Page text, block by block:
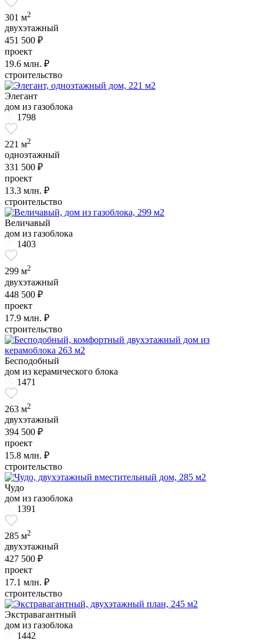
301 м2
двухэтажный
451 500 ₽
проект
19.6 млн. ₽
строительство
Элегант
дом из газоблока
1798
221 м2
одноэтажный
331 500 ₽
проект
13.3 млн. ₽
строительство
Величавый
дом из газоблока
1403
299 м2
двухэтажный
448 500 ₽
проект
17.9 млн. ₽
строительство
Бесподобный
дом из керамического блока
1471
263 м2
двухэтажный
394 500 ₽
проект
15.8 млн. ₽
строительство
Чудо
дом из газоблока
1391
285 м2
двухэтажный
427 500 ₽
проект
17.1 млн. ₽
строительство
Экстравагантный
дом из газоблока
1442